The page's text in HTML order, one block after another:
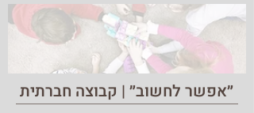
״אפשר לחשוב״ | קבוצה חברתית